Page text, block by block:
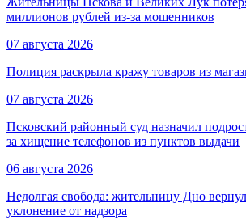
миллионов рублей из-за мошенников
07 августа 2026
Полиция раскрыла кражу товаров из
07 августа 2026
Псковский районный суд назначил
за хищение телефонов из пунктов выдачи
06 августа 2026
Недолгая свобода: жительницу Дно
уклонение от надзора